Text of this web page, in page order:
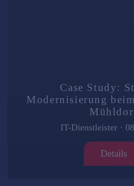
Case Study:
Modernisierung
IT-Dienstleister ·
Details